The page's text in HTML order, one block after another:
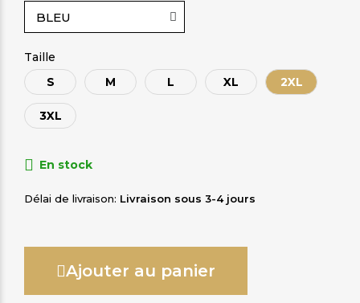
Taille
S
M L XL 2XL
3XL
En stock
Délai de livraison Livraison sous 3-4 jours
Ajouter au panier